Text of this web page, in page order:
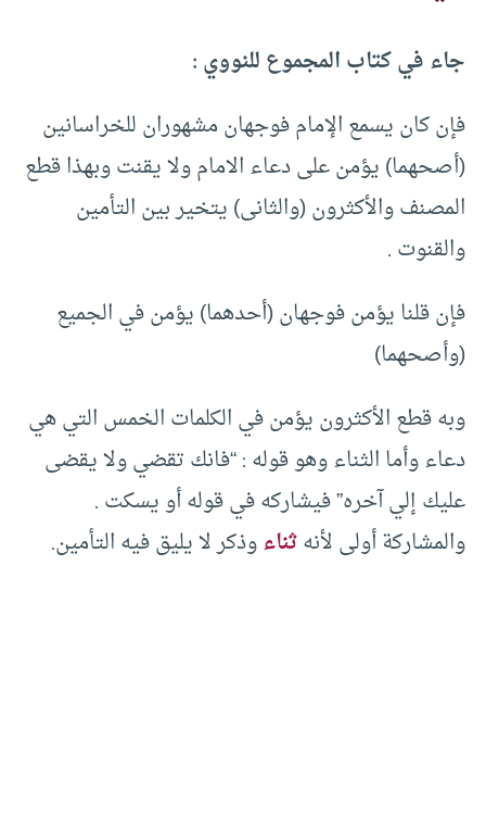
جاء في كتاب المجموع للنووي :
فإن كان يسمع الإمام فوجهان مشهوران للخراسانين
(أصحهما) يؤمن على دعاء الامام ولا يقنت وبهذا قطع
المصنف والأكثرون (والثانى) يتخير بين التأمين
والقنوت .
فإن قلنا يؤمن فوجهان (أحدهما) يؤمن في الجميع
(وأصحهما)
وبه قطع الأكثرون يؤمن في الكلمات الخمس التي هي
دعاء وأما الثناء وهو قوله : “فانك تقضي ولا يقضى
عليك إلي آخره” فيشاركه في قوله أو يسكت .
والمشاركة أولى لأنهثناءوذكر لا يليق فيه التأمين.